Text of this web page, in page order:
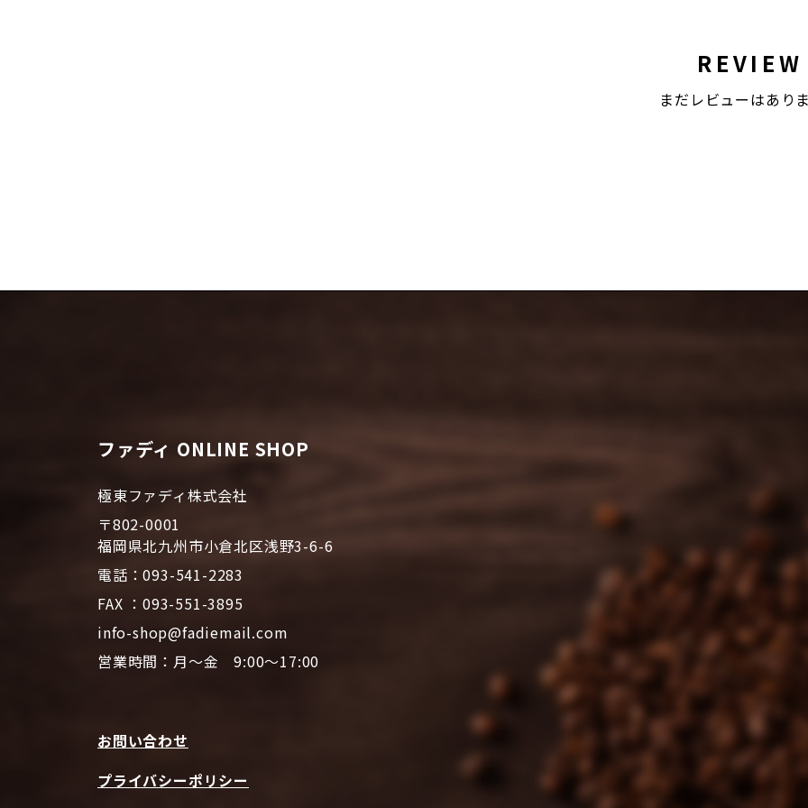
REVIEW
まだレビューはあり
ファディ ONLINE SHOP
極東ファディ株式会社
〒802-0001
福岡県北九州市小倉北区浅野3-6-6
電話：093-541-2283
FAX ：093-551-3895
info-shop@fadiemail.com
営業時間：月～金 9:00～17:00
お問い合わせ
プライバシーポリシー